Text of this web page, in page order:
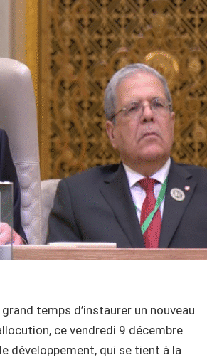
temps d’instaurer un nouveau
ce vendredi 9 décembre
développement, qui se tient à la